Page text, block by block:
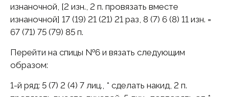
изнаночной, [2 изн., 2 п. провязать вместе
изнаночной] 17 (19) 21 (21) 21 раз, 8 (7) 6 (8) 11 изн. =
67 (71) 75 (79) 85 п.
Перейти на спицы №6 и вязать следующим
образом:
1-й pяд: 5 (7) 2 (4) 7 лиц., * сделать накид, 2 п.